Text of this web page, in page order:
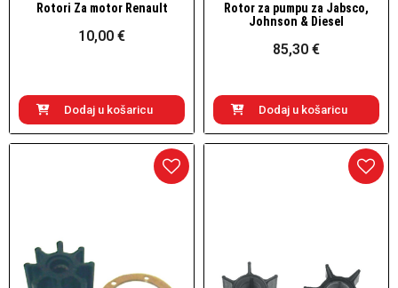
Brzi pogled
Rotori Za motor Renault
10,00 €
Dodaj u košaricu
Brzi pogled
Rotor za pumpu za Jabsco,
Johnson & Diesel
85,30 €
Dodaj u košaricu